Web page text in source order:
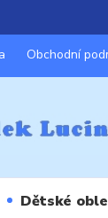
Obchodní
Dětské